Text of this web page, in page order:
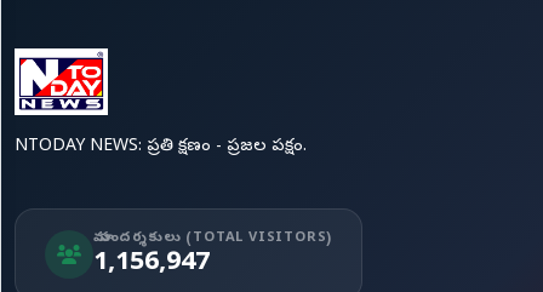
NTODAY NEWS: ప్రతి క్షణం - ప్రజల పక్షం.
మా సందర్శకులు (TOTAL VISITORS)
1,156,947